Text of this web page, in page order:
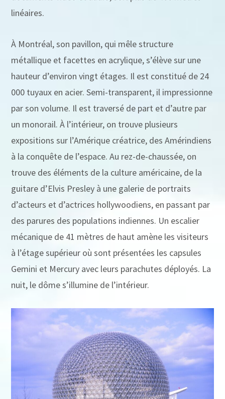
linéaires.
À Montréal, son pavillon, qui mêle structure
métallique et facettes en acrylique, s’élève sur une
hauteur d’environ vingt étages. Il est constitué de 24
000 tuyaux en acier. Semi-transparent, il impressionne
par son volume. Il est traversé de part et d’autre par
un monorail. À l’intérieur, on trouve plusieurs
expositions sur l’Amérique créatrice, des Amérindiens
à la conquête de l’espace. Au rez-de-chaussée, on
trouve des éléments de la culture américaine, de la
guitare d’Elvis Presley à une galerie de portraits
d’acteurs et d’actrices hollywoodiens, en passant par
des parures des populations indiennes. Un escalier
mécanique de 41 mètres de haut amène les visiteurs
à l’étage supérieur où sont présentées les capsules
Gemini et Mercury avec leurs parachutes déployés. La
nuit, le dôme s’illumine de l’intérieur.